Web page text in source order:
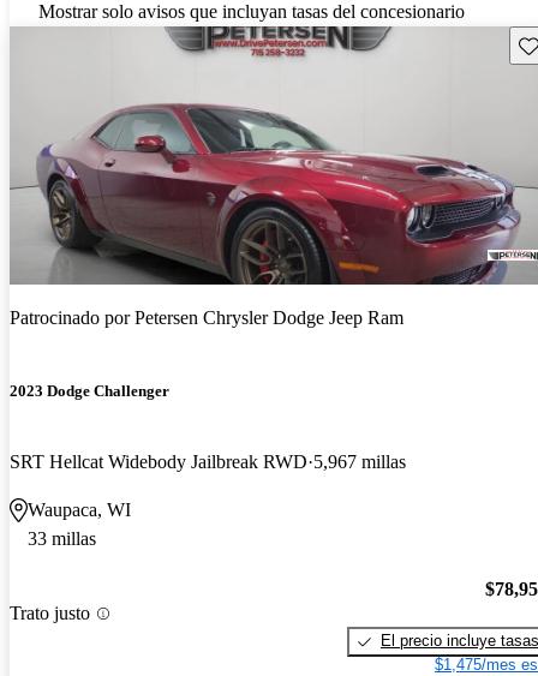
Mostrar solo avisos que incluyan tasas del concesionario
Patrocinado porPetersen Chrysler Dodge Jeep Ram
2023 Dodge Challenger
SRT Hellcat Widebody Jailbreak RWD 5,967 millas
Waupaca, WI
33 millas
Trato justo
El precio incluye tasas
$1,475/mes